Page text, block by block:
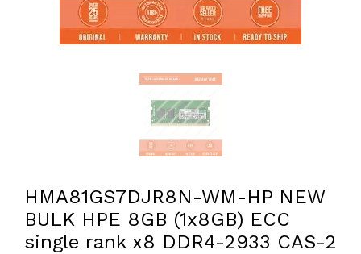
HMA81GS7DJR8N-WM-HP NEW
BULK HPE 8GB (1x8GB) ECC
single rank x8 DDR4-2933 CAS-2